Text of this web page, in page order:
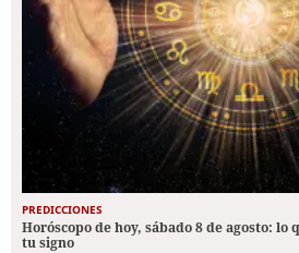
PREDICCIONES
Horóscopo de hoy, sábado 8 de agosto: lo
tu signo